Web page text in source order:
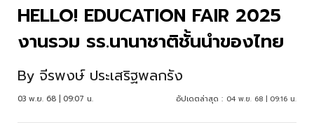
HELLO! EDUCATION FAIR 2025
งานรวม รร.นานาชาติชั้นนำของไทย
By จีรพงษ์ ประเสริฐพลกรัง
03 พ.ย. 68 | 09:07 น. อัปเดตล่าสุด : 04 พ.ย. 68 | 09:16 น.